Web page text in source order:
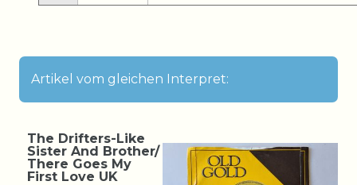
Artikel vom gleichen Interpret:
The Drifters-Like
Sister And Brother/
There Goes My
First Love UK